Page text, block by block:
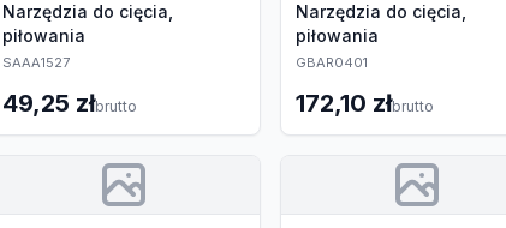
Narzędzia do cięcia,
piłowania
SAAA1527
49,25 złbrutto
Narzędzia do cięcia,
piłowania
GBAR0401
172,10 złbrutto